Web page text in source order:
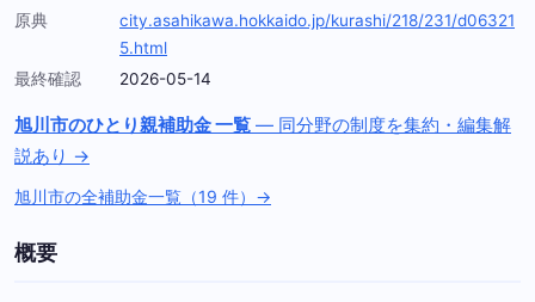
原典
city.asahikawa.hokkaido.jp/kurashi/218/231/d06321
5.html
最終確認
2026-05-14
旭川市のひとり親補助金 一覧 — 同分野の制度を集約・編集解
説あり →
旭川市の全補助金一覧（19 件）→
概要